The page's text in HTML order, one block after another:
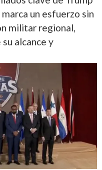
un esfuerzo sin
militar regional,
alcance y